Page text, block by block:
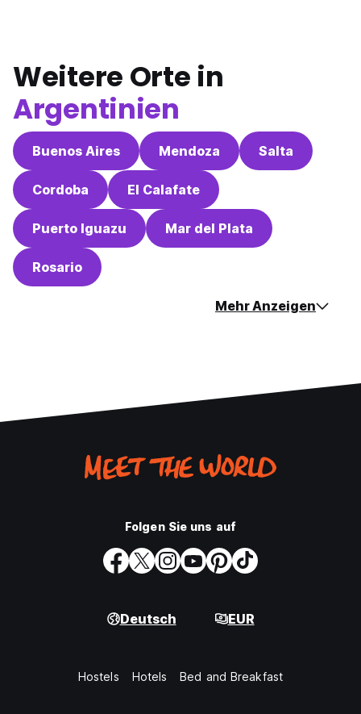
Weitere Orte in
Argentinien
Buenos Aires Mendoza Salta
Cordoba El Calafate
Puerto Iguazu Mar del Plata
Rosario
Mehr Anzeigen
Folgen Sie uns auf
Deutsch EUR
Hostels Hotels Bed and Breakfast